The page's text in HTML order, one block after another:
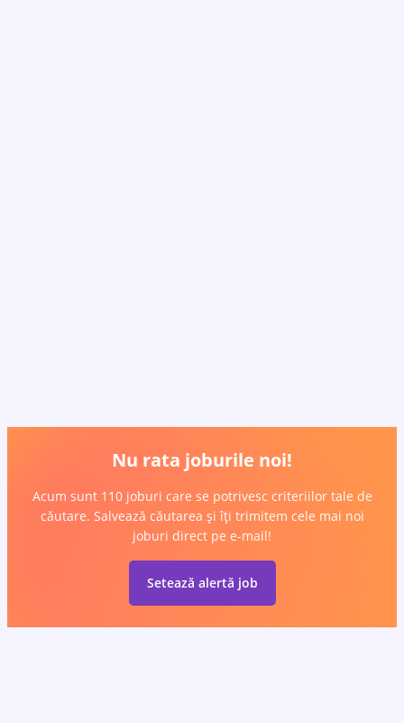
Nu rata joburile noi!
Acum sunt 110 joburi care se potrivesc criteriilor tale de
căutare. Salvează căutarea și îți trimitem cele mai noi
joburi direct pe e-mail!
Setează alertă job